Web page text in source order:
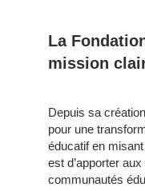
La
mission
Depuis sa
pour une
éducatif en
est d’apporter
communautés